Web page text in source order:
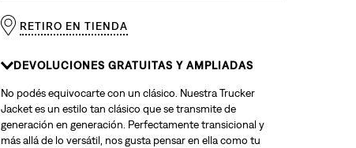
RETIRO EN TIENDA
DEVOLUCIONES GRATUITAS Y AMPLIADAS
No podés equivocarte con un clásico. Nuestra Trucker
Jacket es un estilo tan clásico que se transmite de
generación en generación. Perfectamente transicional y
más allá de lo versátil, nos gusta pensar en ella como tu